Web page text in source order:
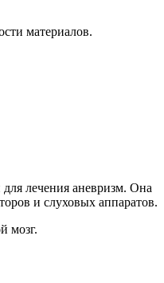
материалов.
для лечения аневризм. Она
и слуховых аппаратов.
мозг.